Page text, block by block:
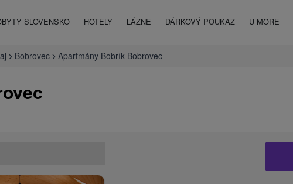
SLOVENSKO HOTELY LÁZNĚ DÁRKOVÝ POUKAZ U MOŘE
Bobrovec Apartmány Bobrík Bobrovec